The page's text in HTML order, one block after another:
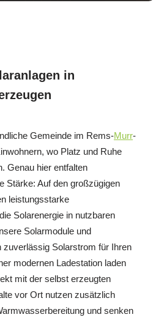
in
Gemeinde im Rems-Murr-
wo Platz und Ruhe
Genau hier entfalten
Stärke: Auf den großzügigen
leistungsstarke
Solarenergie in nutzbaren
Solarmodule und
zuverlässig Solarstrom für Ihren
modernen Ladestation laden
mit der selbst erzeugten
vor Ort nutzen zusätzlich
und senken